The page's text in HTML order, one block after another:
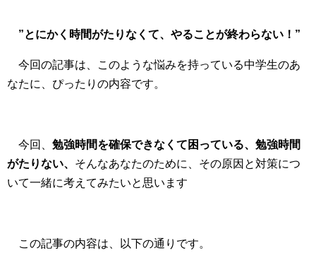
”とにかく時間がたりなくて、やることが終わらない！”
今回の記事は、このような悩みを持っている中学生のあ
なたに、ぴったりの内容です。
今回、 勉強時間を確保できなくて困っている、勉強時間
がたりない、 そんなあなたのために、その原因と対策につ
いて一緒に考えてみたいと思います
この記事の内容は、以下の通りです。